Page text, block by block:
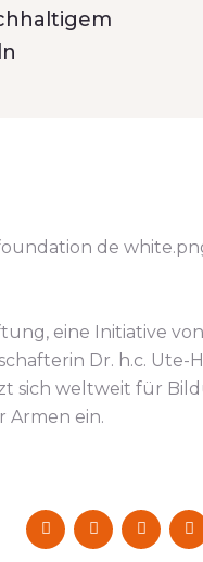
eine Initiative
Dr. h.c. Ute-
sich weltweit für
Armen ein.